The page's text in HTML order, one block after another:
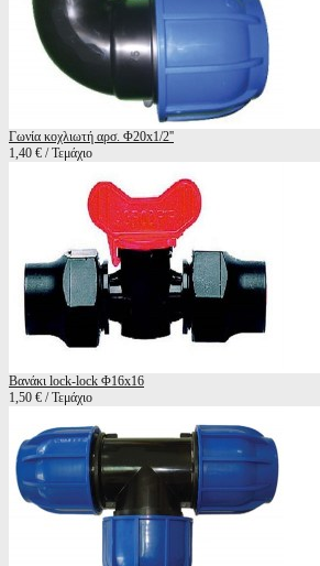
Γωνία κοχλιωτή αρσ. Φ20x1/2''
1,40 € / Τεμάχιο
Βανάκι lock-lock Φ16x16
1,50 € / Τεμάχιο